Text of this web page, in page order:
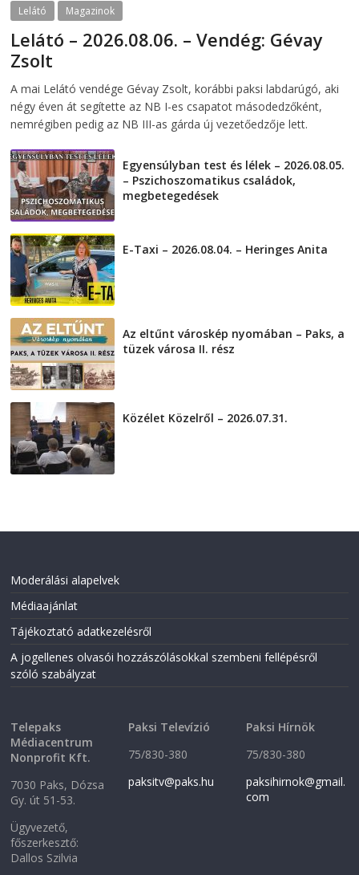
Lelátó Magazinok
Lelátó – 2026.08.06. – Vendég: Gévay
Zsolt
A mai Lelátó vendége Gévay Zsolt, korábbi paksi labdarúgó, aki
négy éven át segítette az NB I-es csapatot másodedzőként,
nemrégiben pedig az NB III-as gárda új vezetőedzője lett.
Egyensúlyban test és lélek – 2026.08.05.
– Pszichoszomatikus családok,
megbetegedések
E-Taxi – 2026.08.04. – Heringes Anita
Az eltűnt városkép nyomában – Paks, a
tüzek városa II. rész
Közélet Közelről – 2026.07.31.
Moderálási alapelvek
Médiaajánlat
Tájékoztató adatkezelésről
A jogellenes olvasói hozzászólásokkal szembeni fellépésről
szóló szabályzat
Telepaks
Médiacentrum
Nonprofit Kft.
7030 Paks, Dózsa
Gy. út 51-53.
Ügyvezető,
főszerkesztő:
Dallos Szilvia
Paksi Televízió
75/830-380
paksitv@paks.hu
Paksi Hírnök
75/830-380
paksihirnok@gmail.
com